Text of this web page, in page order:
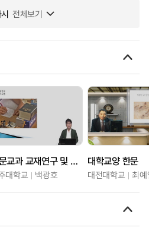
전체보기
한문교과 교재연구 및 지도법
대학교 백광호
대학교양 한문
대전대학교 최